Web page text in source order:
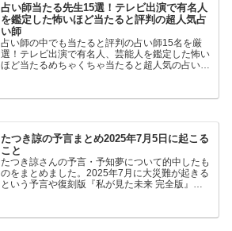
占い師当たる先生15選！テレビ出演で有名人
を鑑定した怖いほど当たると評判の超人気占
い師
占い師の中でも当たると評判の占い師15名を厳
選！テレビ出演で有名人、芸能人を鑑定した怖い
ほど当たるめちゃくちゃ当たると超人気の占い師
です！
たつき諒の予言まとめ2025年7月5日に起こる
こと
たつき諒さんの予言・予知夢について的中したも
のをまとめました。2025年7月に大災難が起きる
という予言や復刻版『私が見た未来 完全版』に